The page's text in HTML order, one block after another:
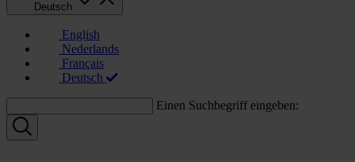
Deutsch
English
Nederlands
Français
Deutsch
Einen Suchbegriff eingeben: